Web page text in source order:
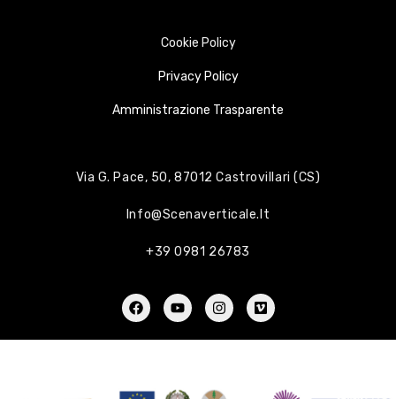
Cookie Policy
Privacy Policy
Amministrazione Trasparente
Via G. Pace, 50, 87012 Castrovillari (CS)
Info@scenaverticale.it
+39 0981 26783